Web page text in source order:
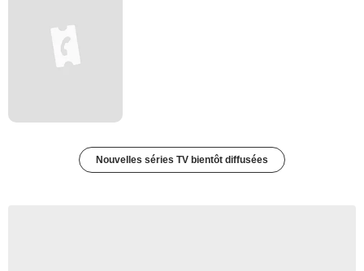
Nouvelles séries TV bientôt diffusées